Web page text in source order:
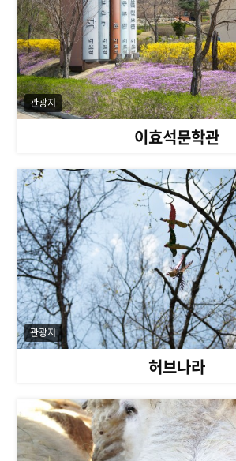
이효석문학관
관광지
허브나라
관광지